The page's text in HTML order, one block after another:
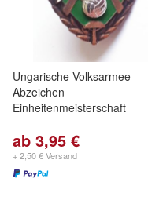
Ungarische Volksarmee
Abzeichen
Einheitenmeisterschaft
ab 3,95 €
+ 2,50 € Versand